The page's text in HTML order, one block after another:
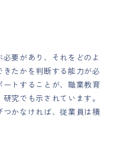
要があり、それをどのよ
たかを判断する能力が必
トすることが、職業教育
究でも示されています。
つかなければ、従業員は積